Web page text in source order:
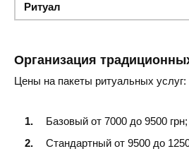
Ритуал
Организация
Цены на пакеты ритуальных услуг:
Базовый от 7000 до 9500 грн;
Стандартный от 9500 до